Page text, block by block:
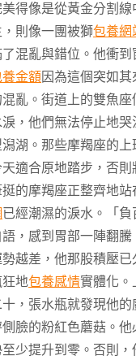
得像是從黃金分割
則像一團被獅包養網
混亂與錯位。他衝
金額因為這個突如
亂。街道上的雙魚
，他們無法停止地
湖。那些摩羯座的
適合原地踏步，否
的摩羯座正整齊地
已經潮濕的淚水。「
，感到胃部一陣翻
越差，他那股積壓
地包養感情實體化
，張水瓶就發現他
臉的粉紅色蘑菇。
少提升到零。否則